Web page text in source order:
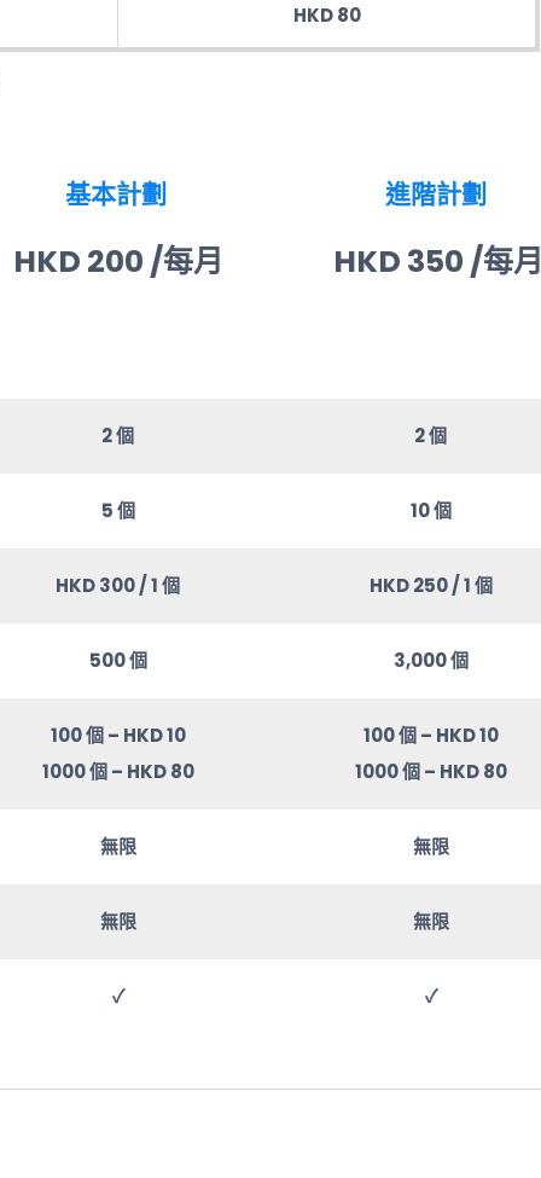
HKD 80
基本計劃 進階計劃
HKD 200 /每月 HKD 350 /每月
2 個 2 個
5 個 10 個
HKD 300 / 1 個 HKD 250 / 1 個
500 個 3,000 個
100 個 – HKD 10
1000 個 – HKD 80
100 個 – HKD 10
1000 個 – HKD 80
無限 無限
無限 無限
✓ ✓